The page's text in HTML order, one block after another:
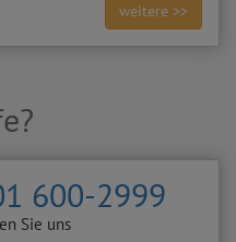
weitere >>
600-2999
Sie uns